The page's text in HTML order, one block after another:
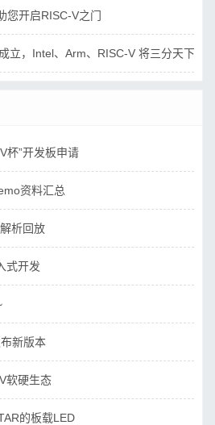
您开启RISC-V之门
立，Intel、Arm、RISC-V 将三分天下？
杯”开发板申请
资料汇总
析回放
式开发
新版本
软硬生态
的板载LED